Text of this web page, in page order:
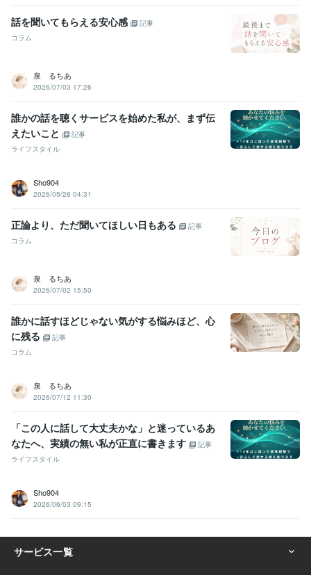
話を聞いてもらえる安心感
記事
コラム
泉 るちあ
2026/07/03 17:26
誰かの話を聴くサービスを始めた私が、まず伝
えたいこと
記事
ライフスタイル
Sho904
2026/05/26 04:31
正論より、ただ聞いてほしい日もある
記事
コラム
泉 るちあ
2026/07/02 15:50
誰かに話すほどじゃない気がする悩みほど、心
に残る
記事
コラム
泉 るちあ
2026/07/12 11:30
「この人に話して大丈夫かな」と迷っているあ
なたへ、実績の無い私が正直に書きます
記事
ライフスタイル
Sho904
2026/06/03 09:15